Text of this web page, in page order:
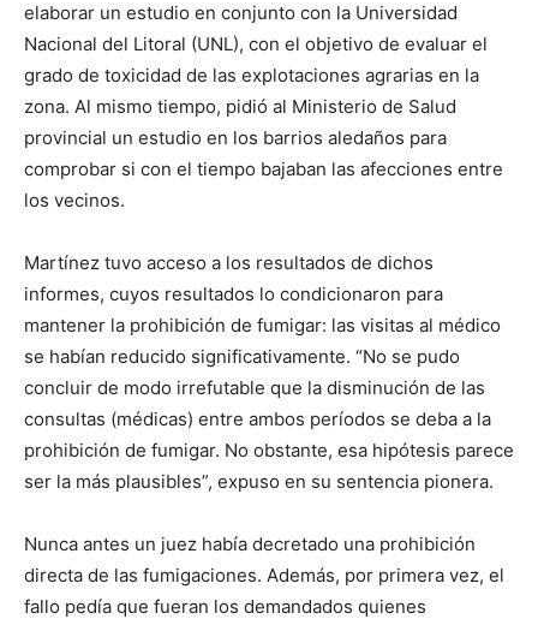
elaborar un estudio en conjunto con la Universidad
Nacional del Litoral (UNL), con el objetivo de evaluar el
grado de toxicidad de las explotaciones agrarias en la
zona. Al mismo tiempo, pidió al Ministerio de Salud
provincial un estudio en los barrios aledaños para
comprobar si con el tiempo bajaban las afecciones entre
los vecinos.
Martínez tuvo acceso a los resultados de dichos
informes, cuyos resultados lo condicionaron para
mantener la prohibición de fumigar: las visitas al médico
se habían reducido significativamente. “No se pudo
concluir de modo irrefutable que la disminución de las
consultas (médicas) entre ambos períodos se deba a la
prohibición de fumigar. No obstante, esa hipótesis parece
ser la más plausibles”, expuso en su sentencia pionera.
Nunca antes un juez había decretado una prohibición
directa de las fumigaciones. Además, por primera vez, el
fallo pedía que fueran los demandados quienes